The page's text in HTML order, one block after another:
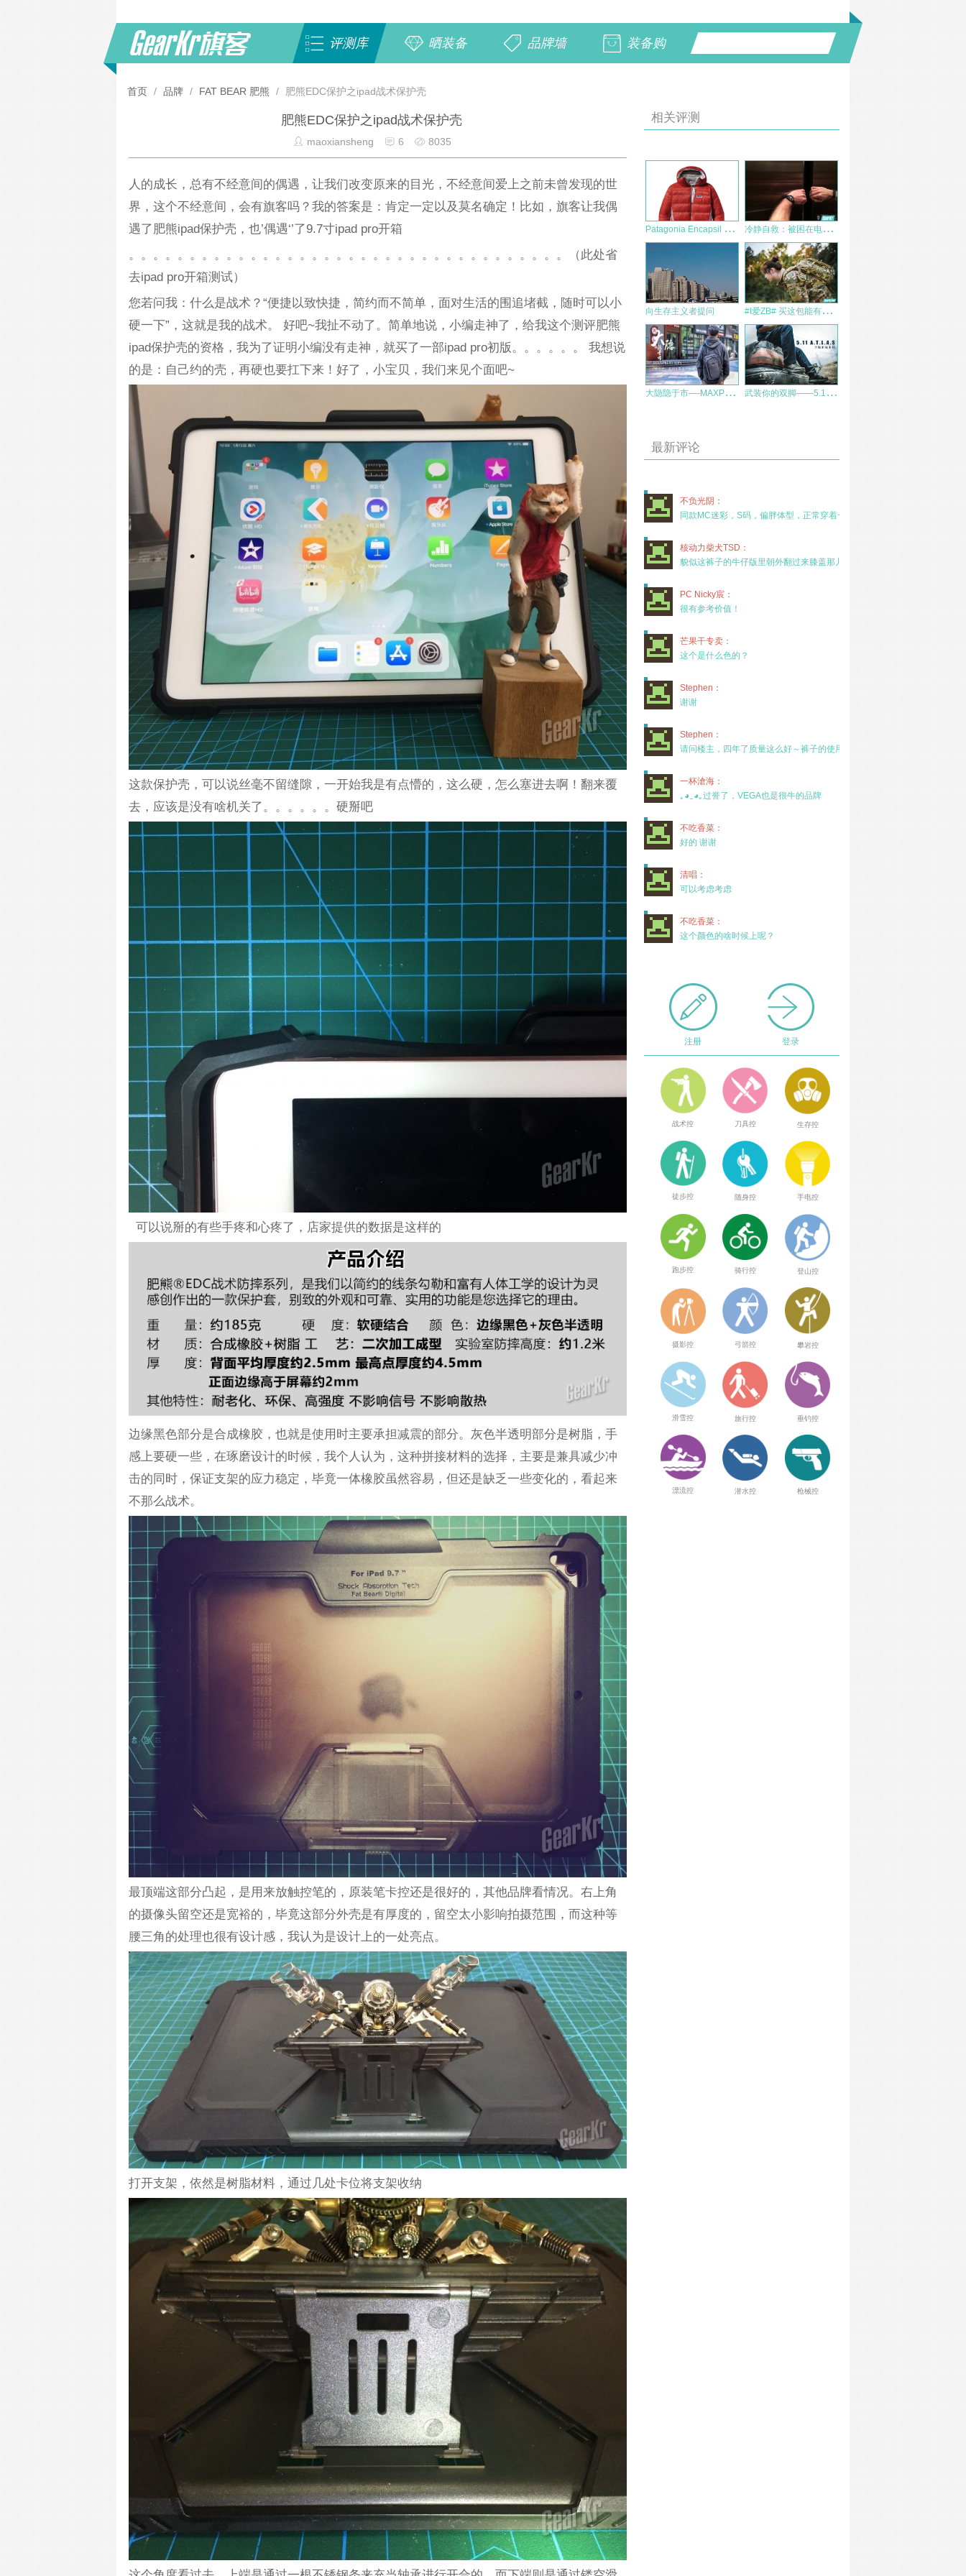
评测库 晒装备 品牌墙 装备购
首页 / 品牌 / FAT BEAR 肥熊 / 肥熊EDC保护之ipad战术保护壳
肥熊EDC保护之ipad战术保护壳
maoxiansheng 6 8035
人的成长，总有不经意间的偶遇，让我们改变原来的目光，不经意间爱上之前未曾发现的世
界，这个不经意间，会有旗客吗？我的答案是：肯定一定以及莫名确定！比如，旗客让我偶
遇了肥熊ipad保护壳，也’偶遇‘’了9.7寸ipad pro开箱
。。。。。。。。。。。。。。。。。。。。。。。。。。。。。。。。。。。。（此处省
去ipad pro开箱测试）
您若问我：什么是战术？“便捷以致快捷，简约而不简单，面对生活的围追堵截，随时可以小
硬一下”，这就是我的战术。 好吧~我扯不动了。简单地说，小编走神了，给我这个测评肥熊
ipad保护壳的资格，我为了证明小编没有走神，就买了一部ipad pro初版。。。。。。 我想说
的是：自己约的壳，再硬也要扛下来！好了，小宝贝，我们来见个面吧~
这款保护壳，可以说丝毫不留缝隙，一开始我是有点懵的，这么硬，怎么塞进去啊！翻来覆
去，应该是没有啥机关了。。。。。。硬掰吧
可以说掰的有些手疼和心疼了，店家提供的数据是这样的
边缘黑色部分是合成橡胶，也就是使用时主要承担减震的部分。灰色半透明部分是树脂，手
感上要硬一些，在琢磨设计的时候，我个人认为，这种拼接材料的选择，主要是兼具减少冲
击的同时，保证支架的应力稳定，毕竟一体橡胶虽然容易，但还是缺乏一些变化的，看起来
不那么战术。
最顶端这部分凸起，是用来放触控笔的，原装笔卡控还是很好的，其他品牌看情况。右上角
的摄像头留空还是宽裕的，毕竟这部分外壳是有厚度的，留空太小影响拍摄范围，而这种等
腰三角的处理也很有设计感，我认为是设计上的一处亮点。
打开支架，依然是树脂材料，通过几处卡位将支架收纳
相关评测
P
atagonia Encapsil Down Belay Parka 简评和启示 冷
静自救：被困在电梯里怎么办？
向生存主义者提问 #
I爱ZB# 买这包能有个卵用！Direct Action轻量战术小书包DRAGON EGG“龙蛋”
大
隐隐于市—-MAXPEDITION隐形者系列7L单肩包评测 武
装你的双脚——5.11 A.T.L.A.S全地形战术鞋试用感受
最新评论
不负光阴：
同款MC迷彩，S码，偏胖体型，正常穿着一年半，没
核动力柴犬TSD：
貌似这裤子的牛仔版里朝外翻过来膝盖那儿有放护膝的
PC Nicky宸：
很有参考价值！
芒果干专卖：
这个是什么色的？
Stephen：
谢谢
Stephen：
请问楼主，四年了质量这么好～裤子的使用率高吗？
一杯滄海：
｡◕‿◕｡过誉了，VEGA也是很牛的品牌
不吃香菜：
好的 谢谢
清唱：
可以考虑考虑
不吃香菜：
这个颜色的啥时候上呢？
注册 登录
战术控 刀具控 生存控
徒步控 随身控 手电控
跑步控 骑行控 登山控
摄影控 弓箭控 攀岩控
滑雪控 旅行控 垂钓控
漂流控 潜水控 枪械控